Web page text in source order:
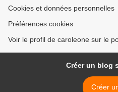
Cookies et données personnelles
Préférences cookies
Voir le profil de caroleone sur le
Créer un blog
Créer